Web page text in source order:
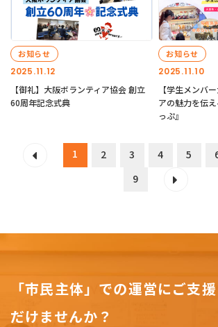
2025.11.12
お知らせ
【御礼】大阪ボランティア協会 創立
60周年記念式典
2025.11.10
お知らせ
【学生メンバ
アの魅力を伝
っぷ』
1 2 3 4 5
9
「市民主体」での運営にご支
だけませんか？